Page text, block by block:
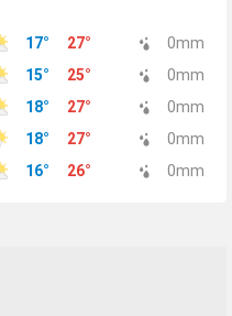
17° 27° 0mm
15° 25° 0mm
18° 27° 0mm
18° 27° 0mm
16° 26° 0mm